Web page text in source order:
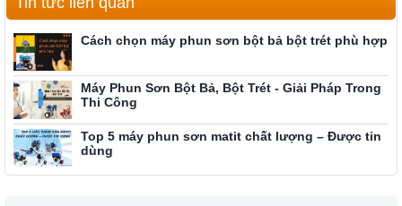
Cách chọn máy phun sơn bột bả bột trét phù hợp
Máy Phun Sơn Bột Bả, Bột Trét - Giải Pháp Trong
Thi Công
Top 5 máy phun sơn matit chất lượng – Được tin
dùng